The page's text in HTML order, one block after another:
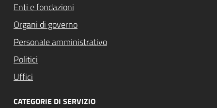
Enti e fondazioni
Organi di governo
Personale amministrativo
Politici
Uffici
CATEGORIE DI SERVIZIO